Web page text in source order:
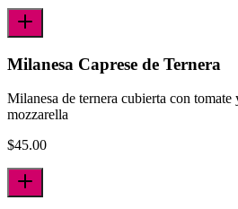
Milanesa Caprese de Ternera
Milanesa de ternera cubierta con tomate
mozzarella
$45.00